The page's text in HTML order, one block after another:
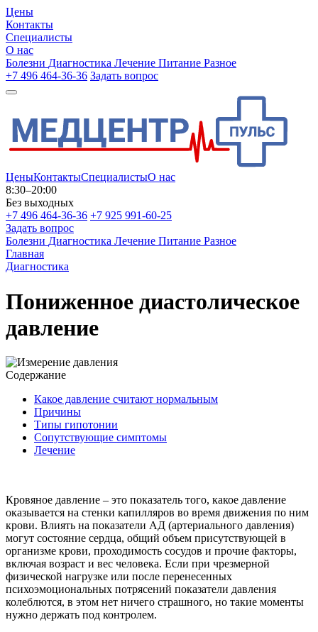
Цены
Контакты
Специалисты
О нас
Болезни Диагностика Лечение Питание Разное
+7 496 464-36-36 Задать вопрос
ЦеныКонтактыСпециалистыО нас
8:30–20:00
Без выходных
+7 496 464-36-36 +7 925 991-60-25
Задать вопрос
Болезни Диагностика Лечение Питание Разное
Главная
Диагностика
Пониженное диастолическое
давление
Содержание
Какое давление считают нормальным
Причины
Типы гипотонии
Сопутствующие симптомы
Лечение
Кровяное давление – это показатель того, какое давление
оказывается на стенки капилляров во время движения по ним
крови. Влиять на показатели АД (артериального давления)
могут состояние сердца, общий объем присутствующей в
организме крови, проходимость сосудов и прочие факторы,
включая возраст и вес человека. Если при чрезмерной
физической нагрузке или после перенесенных
психоэмоциональных потрясений показатели давления
колеблются, в этом нет ничего страшного, но такие моменты
нужно держать под контролем.